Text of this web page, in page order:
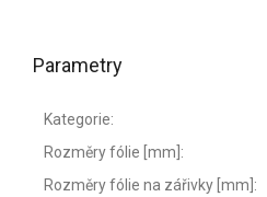
Parametry
Kategorie:
Rozměry fólie [mm]:
Rozměry fólie na zářivky [mm]: